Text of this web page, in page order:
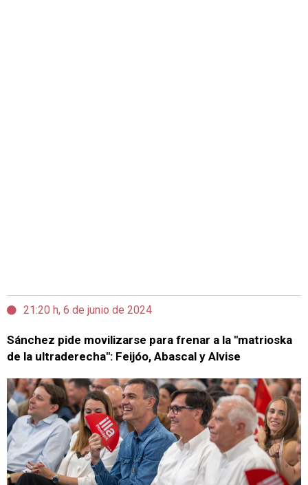
21:20 h, 6 de junio de 2024
Sánchez pide movilizarse para frenar a la "matrioska
de la ultraderecha": Feijóo, Abascal y Alvise